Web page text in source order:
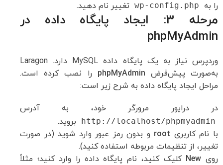
را به wp-config.php تغییر نام دهید.
مرحله ۳: ایجاد پایگاه داده در
phpMyAdmin
وردپرس نیاز به یک پایگاه داده MySQL دارد. Laragon
به‌صورت پیش‌فرض phpMyAdmin را نصب کرده است.
مراحل ایجاد پایگاه داده به شرح زیر است:
در درایور مرورگر خود، به آدرس
http://localhost/phpmyadmin
بروید.
با نام کاربری root و بدون رمز عبور وارد شوید (در صورت
تغییر، از تنظیمات مربوطه استفاده کنید).
روی New کلیک کنید، نام پایگاه داده را وارد کنید؛ مثلاً